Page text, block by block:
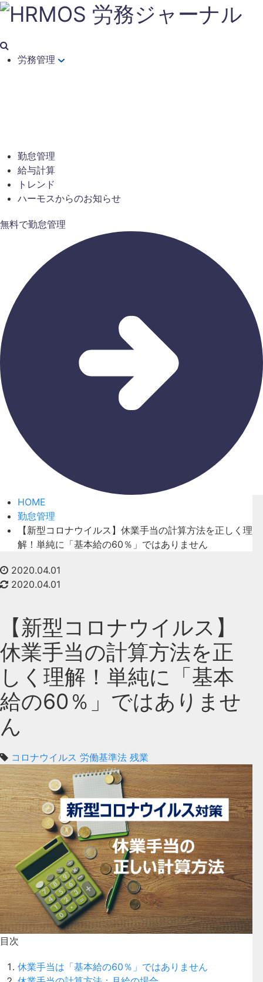
労務管理
勤怠管理
給与計算
トレンド
ハーモスからのお知らせ
無料で勤怠管理
HOME
勤怠管理
【新型コロナウイルス】休業手当の計算方法を正しく理
解！単純に「基本給の60％」ではありません
2020.04.01
2020.04.01
【新型コロナウイルス】
休業手当の計算方法を正
しく理解！単純に「基本
給の60％」ではありませ
ん
コロナウイルス 労働基準法 残業
目次
休業手当は「基本給の60％」ではありません